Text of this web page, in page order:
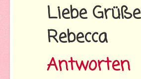
Liebe Grüße
Rebecca
Antworten